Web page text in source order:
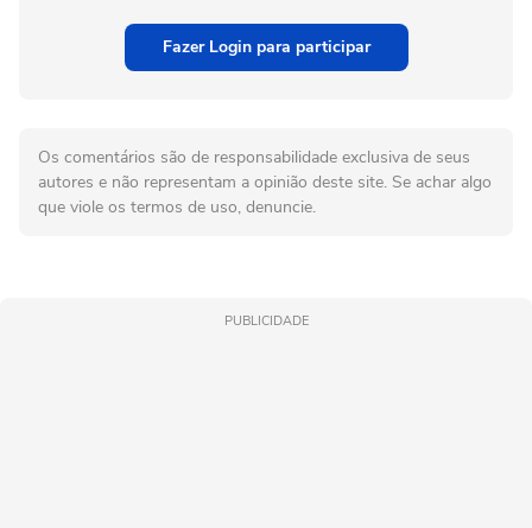
Fazer Login para participar
Os comentários são de responsabilidade exclusiva de seus
autores e não representam a opinião deste site. Se achar algo
que viole os termos de uso, denuncie.
PUBLICIDADE